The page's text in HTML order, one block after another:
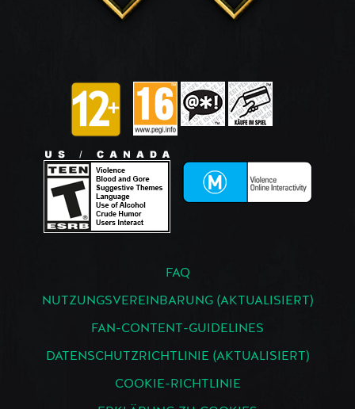
FAQ
NUTZUNGSVEREINBARUNG (AKTUALISIERT)
FAN-CONTENT-GUIDELINES
DATENSCHUTZRICHTLINIE (AKTUALISIERT)
COOKIE-RICHTLINIE